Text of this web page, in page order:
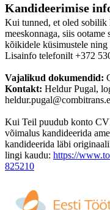
Kandideerimise
Kui tunned, et oled sobilik
meeskonnaga, siis ootame
kõikidele küsimustele
Lisainfo telefonilt +372
Vajalikud dokumendid:
Kontakt: Heldur Pugal,
Kui Teil puudub konto
võimalus kandideerida
kandideerida läbi
lingi kaudu: https://
825210